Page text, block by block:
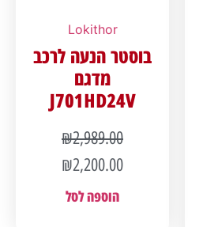
Lokithor
בוסטר הנעה לרכב
מדגם
J701HD24V
₪2,989.00
₪2,200.00
הוספה לסל